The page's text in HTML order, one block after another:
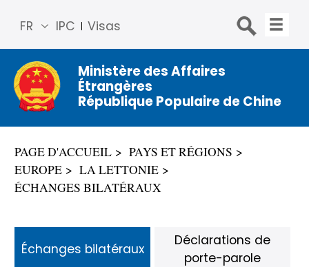
IPC Visas
FR
简体
中文
Engli
sh
Русс
Espa
ñol
Ministère des Affaires
Étrangères
République Populaire de Chine
PAGE D'ACCUEIL
PAYS ET RÉGIONS
EUROPE
LA LETTONIE
ÉCHANGES BILATÉRAUX
Échanges bilatéraux
Déclarations de
porte-parole